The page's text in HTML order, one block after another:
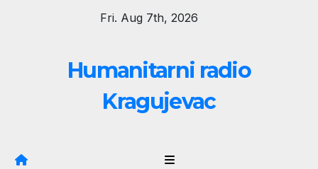
Fri. Aug 7th, 2026
Humanitarni radio
Kragujevac